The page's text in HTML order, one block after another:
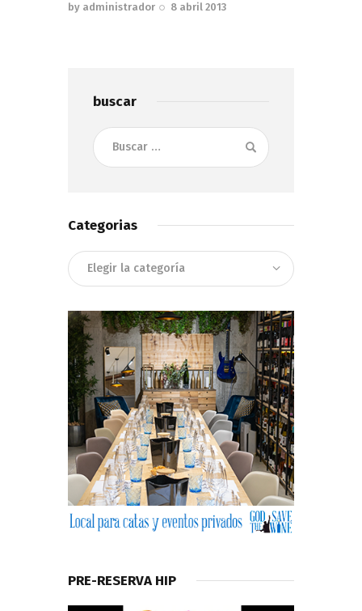
by administrador 8 abril 2013
buscar
Buscar:
Categorias
Categorias
PRE-RESERVA HIP